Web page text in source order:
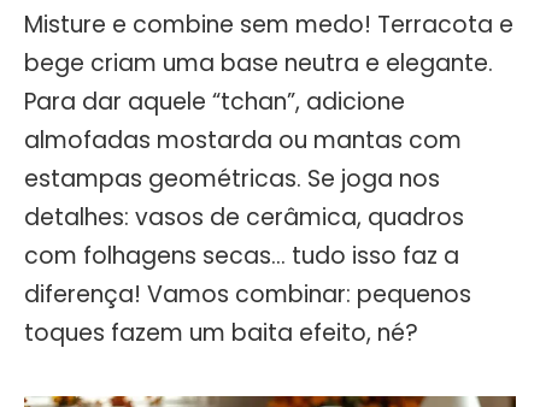
Misture e combine sem medo! Terracota e
bege criam uma base neutra e elegante.
Para dar aquele “tchan”, adicione
almofadas mostarda ou mantas com
estampas geométricas. Se joga nos
detalhes: vasos de cerâmica, quadros
com folhagens secas… tudo isso faz a
diferença! Vamos combinar: pequenos
toques fazem um baita efeito, né?